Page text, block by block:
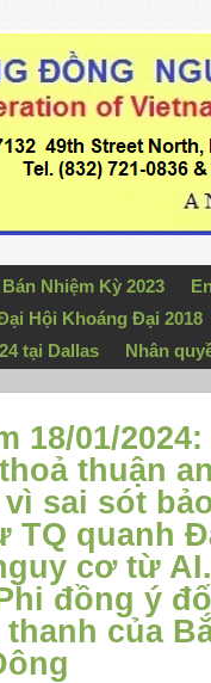
Nhiệm Kỳ 2023
Hội Khoáng Đại 2018
tại Dallas Nhân
18/01/
thuận
sai sót
TQ quanh
cơ từ
đồng ý
của